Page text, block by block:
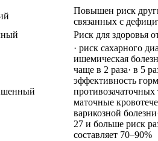
Повышен риск
связанных с
Риск для здоровья
· риск сахарного
ишемическая
чаще в 2 раза· в 5
эффективность
противозачаточных
маточные
варикозной
27 и больше риск
составляет 70–90%